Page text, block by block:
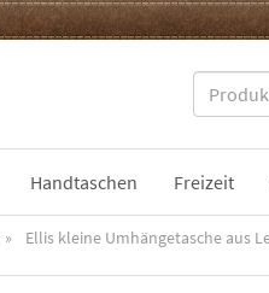
Handtaschen Freizeit
Ellis kleine Umhängetasche aus